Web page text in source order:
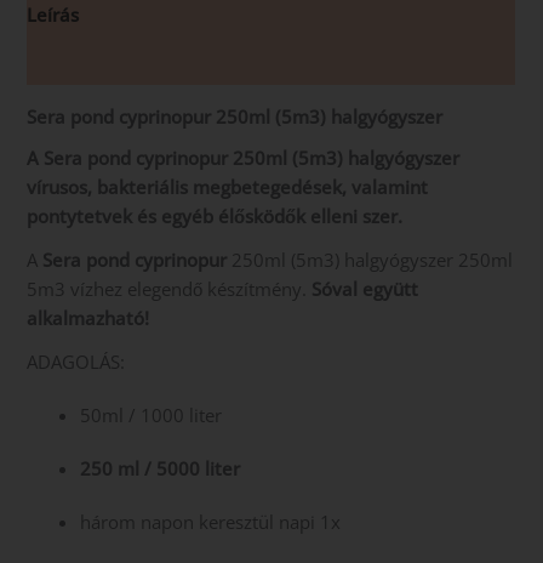
Leírás
Sera pond cyprinopur 250ml (5m3) halgyógyszer
A Sera pond cyprinopur 250ml (5m3) halgyógyszer
vírusos, bakteriális megbetegedések, valamint
pontytetvek és egyéb élősködők elleni szer.
A Sera pond cyprinopur 250ml (5m3) halgyógyszer 250ml
5m3 vízhez elegendő készítmény. Sóval együtt
alkalmazható!
ADAGOLÁS:
50ml / 1000 liter
250 ml / 5000 liter
három napon keresztül napi 1x